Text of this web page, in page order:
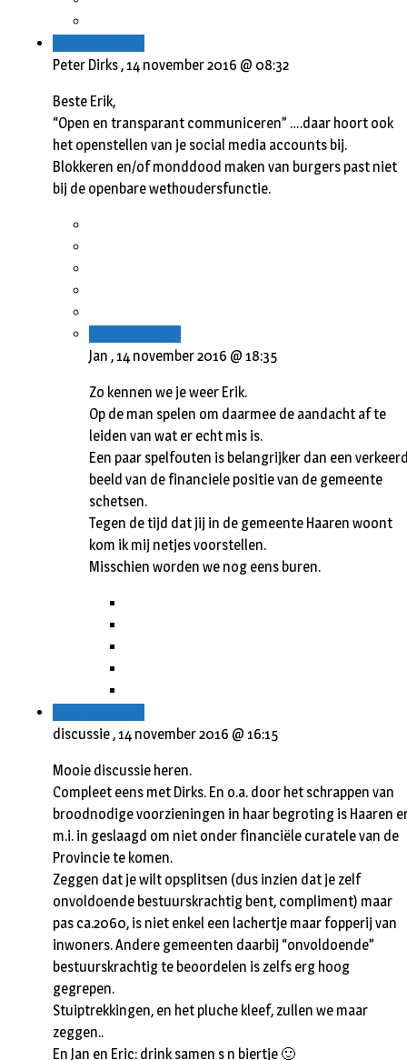
Peter Dirks ,14 november 2016 @ 08:32
Beste Erik,
“Open en transparant communiceren” ….daar hoort ook
het openstellen van je social media accounts bij.
Blokkeren en/of monddood maken van burgers past niet
bij de openbare wethoudersfunctie.
Jan ,14 november 2016 @ 18:35
Zo kennen we je weer Erik.
Op de man spelen om daarmee de aandacht af te
leiden van wat er echt mis is.
Een paar spelfouten is belangrijker dan een
beeld van de financiele positie van de gemeente
schetsen.
Tegen de tijd dat jij in de gemeente Haaren woont
kom ik mij netjes voorstellen.
Misschien worden we nog eens buren.
discussie ,14 november 2016 @ 16:15
Mooie discussie heren.
Compleet eens met Dirks. En o.a. door het schrappen van
broodnodige voorzieningen in haar begroting is Haaren
m.i. in geslaagd om niet onder financiële curatele van de
Provincie te komen.
Zeggen dat je wilt opsplitsen (dus inzien dat je zelf
onvoldoende bestuurskrachtig bent, compliment) maar
pas ca.2060, is niet enkel een lachertje maar fopperij van
inwoners. Andere gemeenten daarbij “onvoldoende”
bestuurskrachtig te beoordelen is zelfs erg hoog
gegrepen.
Stuiptrekkingen, en het pluche kleef, zullen we maar
zeggen..
En Jan en Eric: drink samen s n biertje 🙂